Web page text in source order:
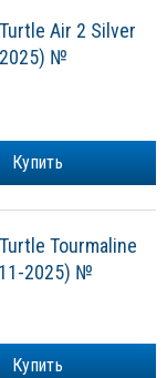
Air 2 Silver
№
Купить
Tourmaline
2025) №
Купить